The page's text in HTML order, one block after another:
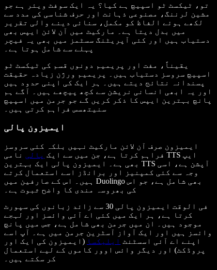
تو، ٹیکسٹ ٹو اسپیچ ہے کیا؟ یہ ایک سوفٹ ویئر ہے جو
مشین لرننگ، مصنوعی ذہانت اور حرف شناسی کی مدد سے
لکھے ہوئے الفاظ کو مکمل، سنائی دینے والی تقریر
میں بدل دیتا ہے۔ مارکیٹ میں آن لائن ایپس بھی
دستیاب ہیں اور کئی آپریٹنگ سسٹمز میں بھی یہ فیچر
پہلے سے شامل ہوتا ہے۔
یقیناً، مفت اور پریمیم دونوں قسم کی ٹیکسٹ ٹو
اسپیچ سروسز دستیاب ہیں۔ پریمیم ورژن زیادہ حقیقت
پسندانہ نتائج دیتے ہیں۔ ہر ایک کی اپنی حدود ہیں
اور یہ ابھی انسانی نریشن سے کچھ پیچھے ہیں۔ آگے ہم
پانچ بہترین ایپس کا ذکر کریں گے جو جرمن میں اسپیچ
سنیتھسس فراہم کرتی ہیں۔
ایمیزون پالی
ایمیزون صرف آن لائن مارکیٹ نہیں بلکہ کئی سروسز
فراہم کرتا ہے، جن میں سے ایک پالی نامی TTS ایپ
بھی ہے۔ ایمیزون پالی ایک بہترین TTS آپشن ہے، اسی
وجہ سے کئی کمپنیز اور برانڈز اسے استعمال کرتے
ہیں۔ اس کے صارفین میں Duolingo بھی شامل ہے، جو اس
کی بھروسہ مندی کا واضح ثبوت ہے۔
فی الوقت ایمیزون پالی 30 سے زائد زبانوں کی سپورٹ
کرتا ہے، ہر ایک میں کئی اے آئی وائسز اور لہجے
موجود ہیں۔ ان میں جرمن بھی شامل ہے، جس میں پانچ
وائسز ہیں اور ایک آواز آسٹرین جرمن میں ہے۔ آپ اسے
اپنے اے آئی اسسٹنٹ ایلیکسا (ایمیزون کی ایک اور
پروڈکٹ) اور دیگر وائس اوور کاموں کے لیے استعمال
کر سکتے ہیں۔